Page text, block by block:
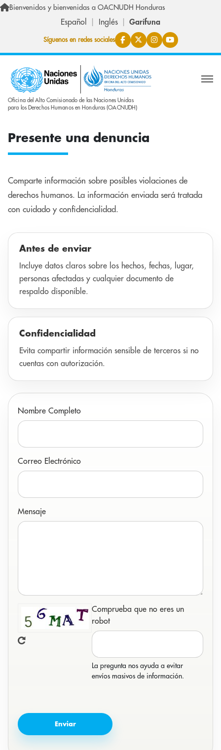
Skip to main content
Bienvenidos y bienvenidas a OACNUDH Honduras
Español Inglés Garífuna
Síguenos en redes sociales
Oficina del Alto Comisionado de las Naciones Unidas
para los Derechos Humanos en Honduras (OACNUDH)
Presente una denuncia
Comparte información sobre posibles violaciones de
derechos humanos. La información enviada será tratada
con cuidado y confidencialidad.
Antes de enviar
Incluye datos claros sobre los hechos, fechas, lugar,
personas afectadas y cualquier documento de
respaldo disponible.
Confidencialidad
Evita compartir información sensible de terceros si no
cuentas con autorización.
Nombre Completo
Correo Electrónico
Mensaje
Comprueba que no eres un
robot
La pregunta nos ayuda a evitar
envíos masivos de información.